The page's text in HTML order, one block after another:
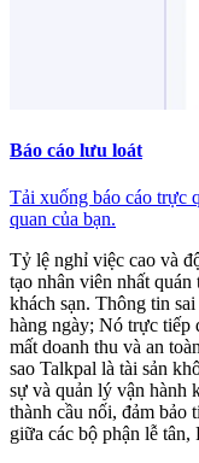
Báo cáo lưu loát
Tải xuống báo cáo trực
quan của bạn.
Tỷ lệ nghỉ việc cao và
tạo nhân viên nhất
khách sạn. Thông tin
hàng ngày; Nó trực tiếp
mất doanh thu và an
sao Talkpal là tài sản
sự và quản lý vận hành
thành cầu nối, đảm bảo
giữa các bộ phận lễ